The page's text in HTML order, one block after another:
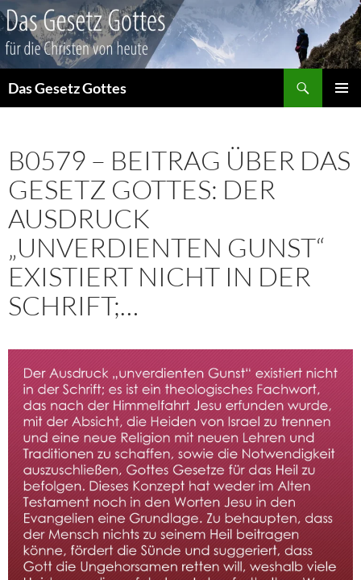
Das Gesetz Gottes
B0579 – BEITRAG ÜBER DAS
GESETZ GOTTES: DER
AUSDRUCK
„UNVERDIENTEN GUNST“
EXISTIERT NICHT IN DER
SCHRIFT;…